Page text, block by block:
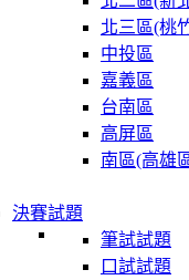
北三區(桃
中投區
嘉義區
台南區
高屏區
南區(高雄
決賽試題
筆試試題
口試試題